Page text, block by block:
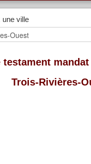
une ville
testament
Trois-Rivières-